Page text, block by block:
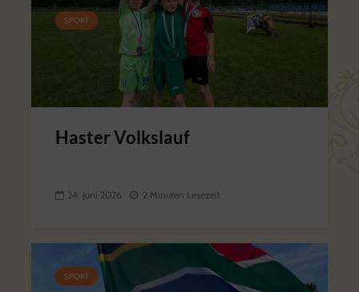
SPORT
Haster Volkslauf
24. Juni 2026 2 Minuten Lesezeit
SPORT